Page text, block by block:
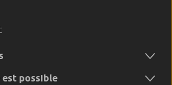
est possible